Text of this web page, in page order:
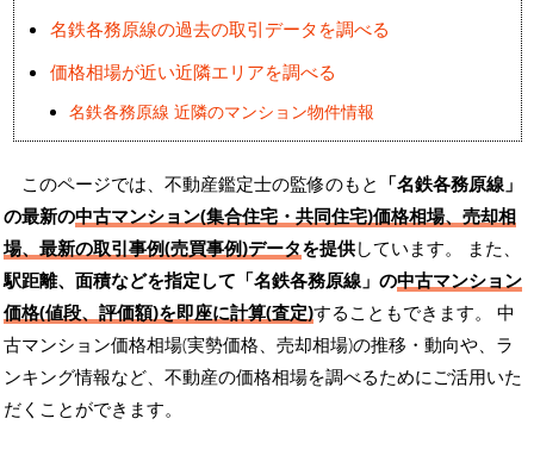
名鉄各務原線の過去の取引データを調べる
価格相場が近い近隣エリアを調べる
名鉄各務原線 近隣のマンション物件情報
このページでは、不動産鑑定士の監修のもと 「名鉄各務原線」
の最新の中古マンション(集合住宅・共同住宅)価格相場、売却相
場、最新の取引事例(売買事例)データを提供しています。 また、
駅距離、面積などを指定して「名鉄各務原線」の中古マンション
価格(値段、評価額)を即座に計算(査定)することもできます。 中
古マンション価格相場(実勢価格、売却相場)の推移・動向や、ラ
ンキング情報など、不動産の価格相場を調べるためにご活用いた
だくことができます。